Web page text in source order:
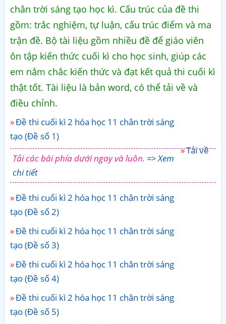
chân trời sáng tạo học kì. Cấu trúc của đề thi
gồm: trắc nghiệm, tự luận, cấu trúc điểm và ma
trận đề. Bộ tài liệu gồm nhiều đề để giáo viên
ôn tập kiến thức cuối kì cho học sinh, giúp các
em nắm chắc kiến thức và đạt kết quả thi cuối kì
thật tốt. Tài liệu là bản word, có thể tải về và
điều chỉnh.
Đề thi cuối kì 2 hóa học 11 chân trời sáng
tạo (Đề số 1)
Tải về
Tải các bài phía dưới ngay và luôn. => Xem
chi tiết
Đề thi cuối kì 2 hóa học 11 chân trời sáng
tạo (Đề số 2)
Đề thi cuối kì 2 hóa học 11 chân trời sáng
tạo (Đề số 3)
Đề thi cuối kì 2 hóa học 11 chân trời sáng
tạo (Đề số 4)
Đề thi cuối kì 2 hóa học 11 chân trời sáng
tạo (Đề số 5)